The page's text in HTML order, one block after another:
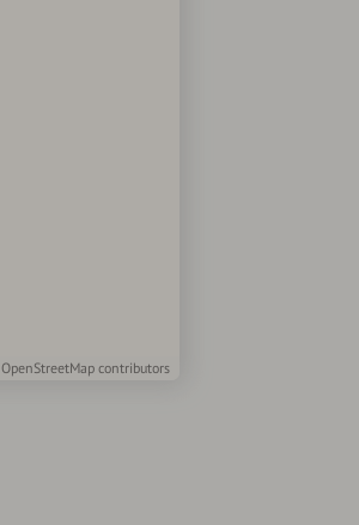
OpenStreetMap contributors